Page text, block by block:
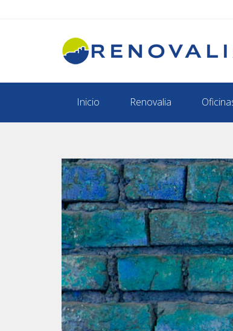
Inicio Renovalia